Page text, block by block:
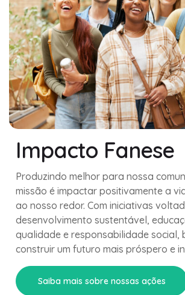
Impacto Fanese
Produzindo melhor para nossa
missão é impactar positivamente a
ao nosso redor. Com iniciativas
desenvolvimento sustentável,
qualidade e responsabilidade social,
construir um futuro mais próspero e
Saiba mais sobre nossas ações